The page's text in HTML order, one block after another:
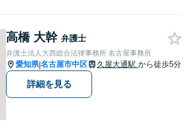
ださい。共に明るい未来を切
り開いていきましょう。【近
隣駐車場あり】
高橋 大幹 弁護士
弁護士法人大西総合法律事務所 名古屋事務所
愛知県|名古屋市中区 久屋大通駅 から徒歩5分
詳細を見る